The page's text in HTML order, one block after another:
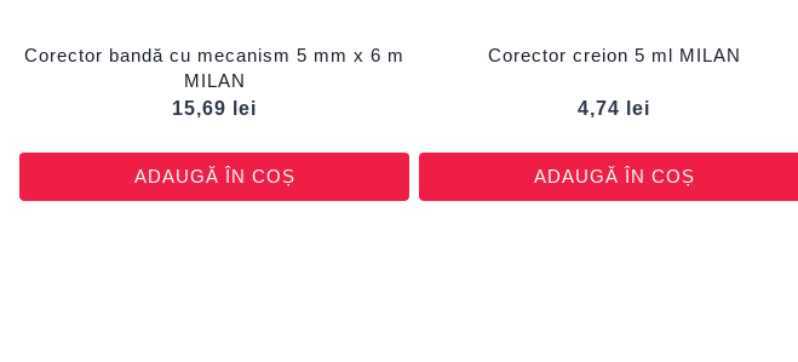
Corector bandă cu mecanism 5 mm x 6 m
MILAN
15,69
lei
ADAUGĂ ÎN COȘ
Corector creion 5 ml MILAN
4,74 lei
ADAUGĂ ÎN COȘ